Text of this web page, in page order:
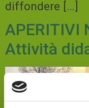
diffondere […]
APERITIVI
Attività